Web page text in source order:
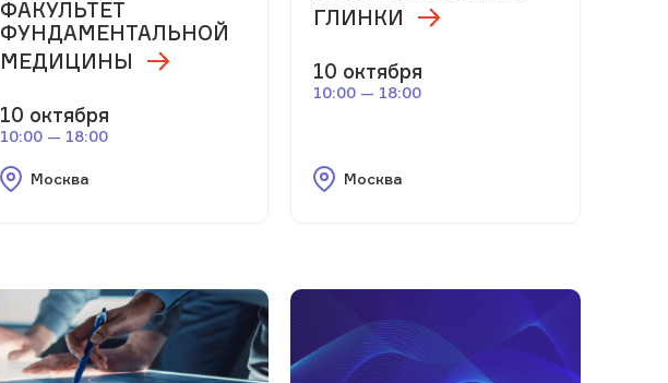
ФАКУЛЬТЕТ
ФУНДАМЕНТАЛЬНОЙ
МЕДИЦИНЫ
10 октября
10:00 — 18:00
Москва
ГЛИНКИ
10 октября
10:00 — 18:00
Москва